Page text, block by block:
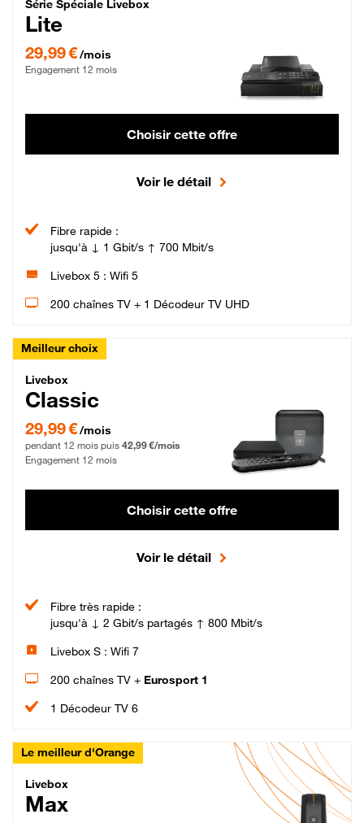
Série Spéciale Livebox Lite Fibre
Série Spéciale Livebox
Lite
29,99 €/mois
Engagement 12 mois
Choisir cette offre
Voir le détail
Fibre rapide :
jusqu'à ↓ 1 Gbit/s ↑ 700 Mbit/s
Livebox 5 : Wifi 5
200 chaînes TV + 1 Décodeur TV UHD
Meilleur choix
Livebox Classic Fibre
Livebox
Classic
29,99 € par mois pendant 12 mois puis 42,99 € par mois, Engagement 12 mois
29,99 €/mois
pendant 12 mois puis 42,99 €/mois
Engagement 12 mois
Choisir cette offre
Voir le détail
Fibre très rapide :
jusqu'à ↓ 2 Gbit/s partagés ↑ 800 Mbit/s
Livebox S : Wifi 7
200 chaînes TV + Eurosport 1
1 Décodeur TV 6
Le meilleur d'Orange
Livebox Max Fibre
Livebox
Max